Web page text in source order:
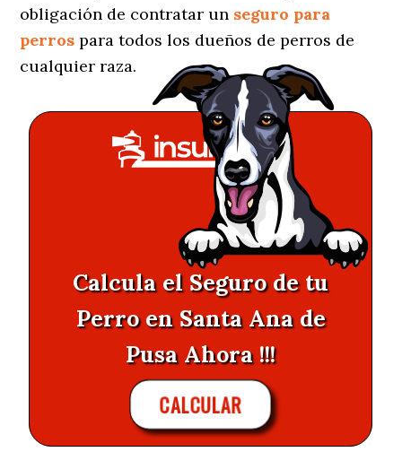
obligación de contratar un seguro para
perros para todos los dueños de perros de
cualquier raza.
Calcula el Seguro de tu
Perro en Santa Ana de
Pusa Ahora !!!
CALCULAR